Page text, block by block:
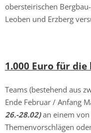
obersteirischen
Leoben und Erzberg
1.000 Euro für die
Teams (bestehend aus
Ende Februar / Anfang
26.-28.02)an einem
Themenvorschlägen